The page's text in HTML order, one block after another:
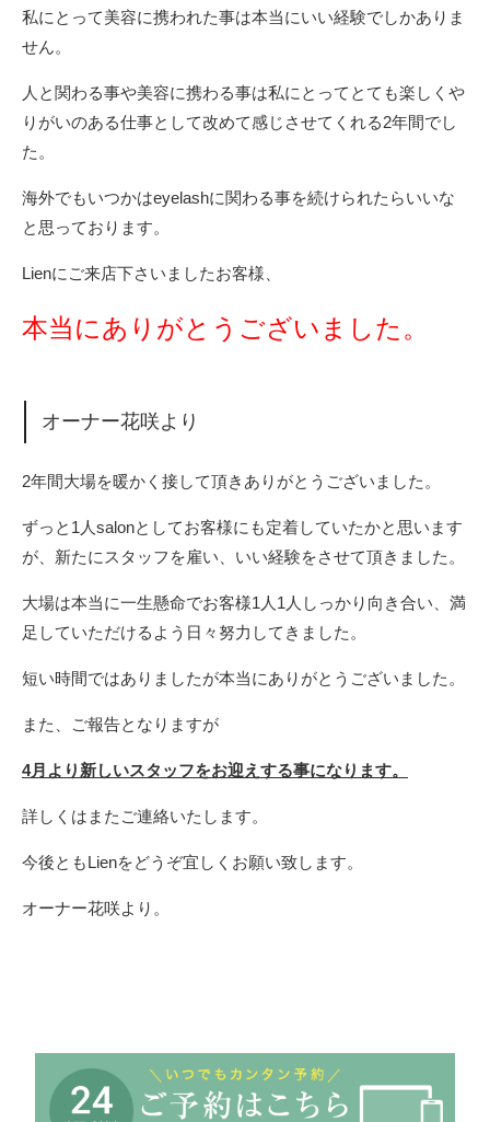
私にとって美容に携われた事は本当にいい経験でしかありま
せん。
人と関わる事や美容に携わる事は私にとってとても楽しくや
りがいのある仕事として改めて感じさせてくれる2年間でし
た。
海外でもいつかはeyelashに関わる事を続けられたらいいな
と思っております。
Lienにご来店下さいましたお客様、
本当にありがとうございました。
オーナー花咲より
2年間大場を暖かく接して頂きありがとうございました。
ずっと1人salonとしてお客様にも定着していたかと思います
が、新たにスタッフを雇い、いい経験をさせて頂きました。
大場は本当に一生懸命でお客様1人1人しっかり向き合い、満
足していただけるよう日々努力してきました。
短い時間ではありましたが本当にありがとうございました。
また、ご報告となりますが
4月より新しいスタッフをお迎えする事になります。
詳しくはまたご連絡いたします。
今後ともLienをどうぞ宜しくお願い致します。
オーナー花咲より。